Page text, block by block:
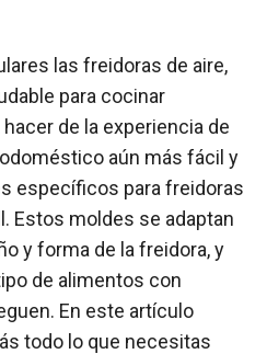
las freidoras de aire,
para cocinar
de la experiencia de
aún más fácil y
específicos para freidoras
Estos moldes se adaptan
y forma de la freidora, y
de alimentos con
En este artículo
todo lo que necesitas